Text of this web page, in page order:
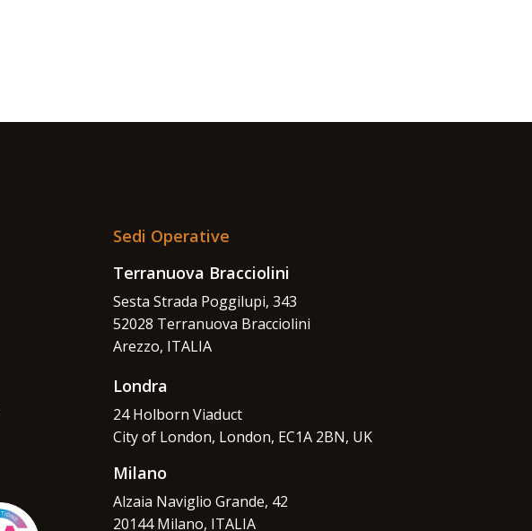
Sedi Operative
Terranuova Bracciolini
Sesta Strada Poggilupi, 343
52028 Terranuova Bracciolini
Arezzo, ITALIA
Londra
24 Holborn Viaduct
City of London, London, EC1A 2BN, UK
Milano
Alzaia Naviglio Grande, 42
20144 Milano, ITALIA